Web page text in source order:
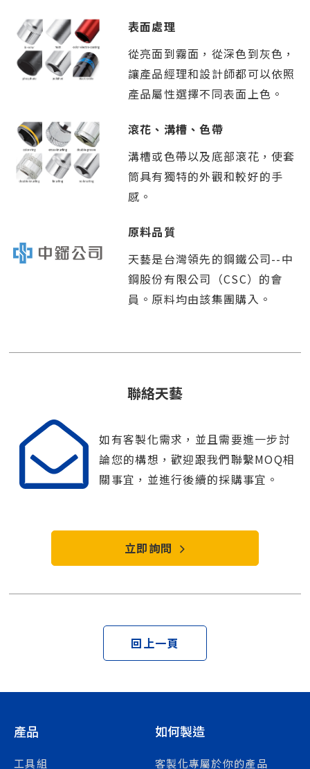
表面處理
從亮面到霧面，從深色到灰色，
讓產品經理和設計師都可以依照
產品屬性選擇不同表面上色。
滾花、溝槽、色帶
溝槽或色帶以及底部滾花，使套
筒具有獨特的外觀和較好的手
感。
原料品質
天藝是台灣領先的鋼鐵公司--中
鋼股份有限公司（CSC）的會
員。原料均由該集團購入。
聯絡天藝
如有客製化需求，並且需要進一步討
論您的構想，歡迎跟我們聯繫MOQ相
關事宜，並進行後續的採購事宜。
立即詢問
回上一頁
產品
工具組
如何製造
客製化專屬於你的產品